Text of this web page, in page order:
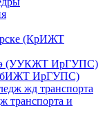
(КрИЖТ
(УУКЖТ ИрГУПС)
ИрГУПС)
жд транспорта
транспорта и